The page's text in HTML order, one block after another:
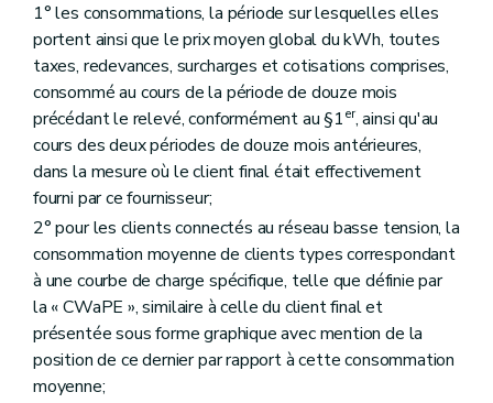
1° les consommations, la période sur lesquelles elles
portent ainsi que le prix moyen global du kWh, toutes
taxes, redevances, surcharges et cotisations comprises,
consommé au cours de la période de douze mois
précédant le relevé, conformément au §1er, ainsi qu'au
cours des deux périodes de douze mois antérieures,
dans la mesure où le client final était effectivement
fourni par ce fournisseur;
2° pour les clients connectés au réseau basse tension, la
consommation moyenne de clients types correspondant
à une courbe de charge spécifique, telle que définie par
la « CWaPE », similaire à celle du client final et
présentée sous forme graphique avec mention de la
position de ce dernier par rapport à cette consommation
moyenne;